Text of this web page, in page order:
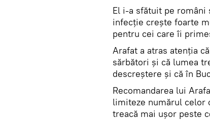
El i-a sfătuit pe români
infecție crește foarte
pentru cei care îi
Arafat a atras atenția
sărbători și că lumea
descreștere și că în
Recomandarea lui
limiteze numărul celor
treacă mai ușor peste